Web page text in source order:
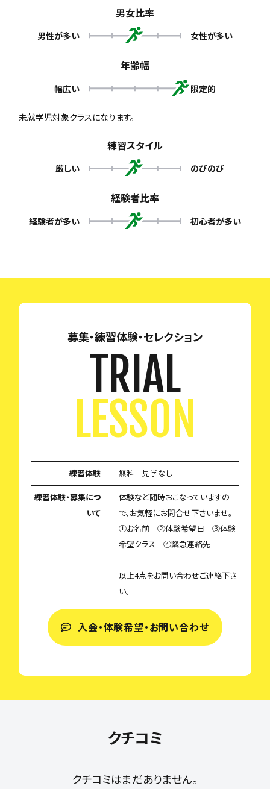
男女比率
男性が多い 女性が多い
年齢幅
幅広い 限定的
未就学児対象クラスになります。
練習スタイル
厳しい のびのび
経験者比率
経験者が多い 初心者が多い
募集・練習体験・セレクション
TRIAL
LESSON
練習体験 無料 見学なし
練習体験・募集につ
いて
体験など随時おこなっていますの
で、お気軽にお問合せ下さいませ。
①お名前 ②体験希望日 ③体験
希望クラス ④緊急連絡先
以上4点をお問い合わせご連絡下さ
い。
入会・体験希望・お問い合わせ
クチコミ
クチコミはまだありません。